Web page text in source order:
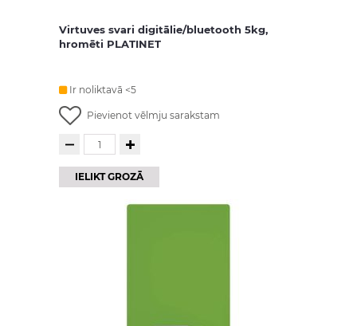
Virtuves svari digitālie/bluetooth 5kg,
hromēti PLATINET
Ir noliktavā <5
Pievienot vēlmju sarakstam
IELIKT GROZĀ